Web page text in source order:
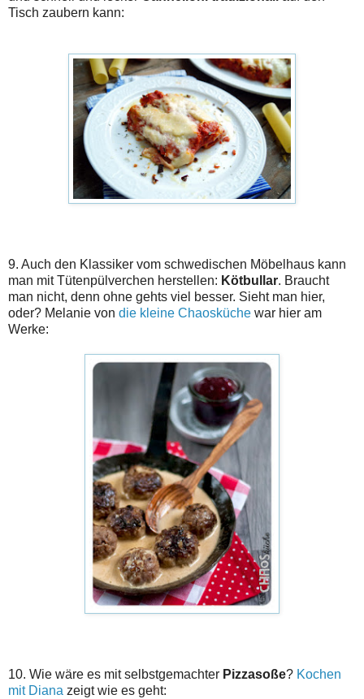
Tisch zaubern kann:
9. Auch den Klassiker vom schwedischen Möbelhaus kann
man mit Tütenpülverchen herstellen: Kötbullar. Braucht
man nicht, denn ohne gehts viel besser. Sieht man hier,
oder? Melanie von die kleine Chaosküche war hier am
Werke:
10. Wie wäre es mit selbstgemachter Pizzasoße? Kochen
mit Diana zeigt wie es geht: